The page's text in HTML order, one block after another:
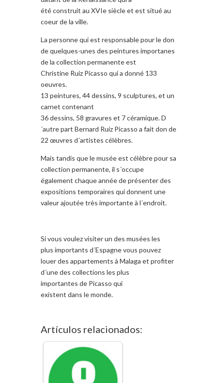
été construit au XVIe siècle et est situé au
coeur de la ville.
La personne qui est responsable pour le don
de quelques-unes des peintures importanes
de la collection permanente est
Christine Ruiz Picasso qui a donné 133
oeuvres.
13 peintures, 44 dessins, 9 sculptures, et un
carnet contenant
36 dessins, 58 gravures et 7 céramique. D
´autre part Bernard Ruiz Picasso a fait don de
22 œuvres d´artistes célèbres.
Mais tandis que le musée est célèbre pour sa
collection permanente, il s´occupe
également chaque année de présenter des
expositions temporaires qui donnent une
valeur ajoutée très importante à l´endroit.
Si vous voulez visiter un des musées les
plus importants d´Espagne vous pouvez
louer des appartements à Malaga et profiter
d´une des collections les plus
importantes de Picasso qui
existent dans le monde.
Artículos relacionados: